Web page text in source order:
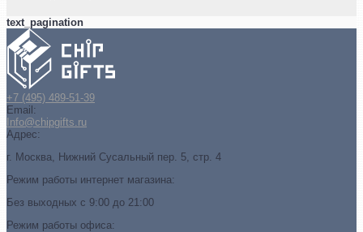
text_pagination
+7 (495) 489-51-39
Email:
Info@chipgifts.ru
Адрес:
г. Москва, Нижний Сусальный пер. 5, стр. 4
Режим работы интернет магазина:
Без выходных с 9:00 до 21:00
Режим работы офиса: